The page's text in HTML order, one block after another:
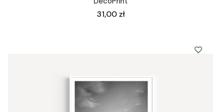
Cena
31,00 zł